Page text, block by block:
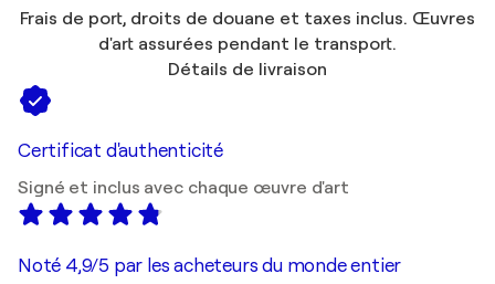
Frais de port, droits de douane et taxes inclus. Œuvres
d'art assurées pendant le transport.
Détails de livraison
Certificat d'authenticité
Signé et inclus avec chaque œuvre d'art
Noté 4,9/5 par les acheteurs du monde entier